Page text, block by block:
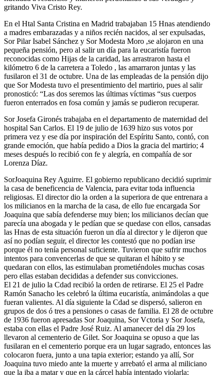
gritando Viva Cristo Rey.
En el Htal Santa Cristina en Madrid trabajaban 15 Hnas atendiendo
a madres embarazadas y a niños recién nacidos, al ser expulsadas,
Sor Pilar Isabel Sánchez y Sor Modesta Moro ,se alojaron en una
pequeña pensión, pero al salir un día para la eucaristía fueron
reconocidas como Hijas de la caridad, las arrastraron hasta el
kilómetro 6 de la carretera a Toledo , las amarraron juntas y las
fusilaron el 31 de octubre. Una de las empleadas de la pensión dijo
que Sor Modesta tuvo el presentimiento del martirio, pues al salir
pronosticó: “Las dos seremos las últimas víctimas “sus cuerpos
fueron enterrados en fosa común y jamás se pudieron recuperar.
Sor Josefa Gironés trabajaba en el departamento de maternidad del
hospital San Carlos. El 19 de julio de 1639 hizo sus votos por
primera vez y ese día por inspiración del Espíritu Santo, contó, con
grande emoción, que había pedido a Dios la gracia del martirio; 4
meses después lo recibió con fe y alegría, en compañía de sor
Lorenza Díaz.
SorJoaquina Rey Aguirre. El gobierno republicano decidió suprimir
la casa de beneficencia de Valencia, para evitar toda influencia
religiosas. El director dio la orden a la superiora de que entrenara a
los milicianos en la marcha de la casa, de ello fue encargada Sor
Joaquina que sabía defenderse muy bien; los milicianos decían que
parecía una abogada y le pedían que se quedase con ellos, cansadas
las Hnas de esta situación fueron un día al director y le dijeron que
así no podían seguir, el director les contestó que no podían irse
porque él no tenía personal suficiente. Tuvieron que sufrir muchos
intentos para convencerlas de que se quitaran el hábito y se
quedaran con ellos, las estimulaban prometiéndoles muchas cosas
pero ellas estaban decididas a defender sus convicciones.
El 21 de julio la Cdad recibió la orden de retirarse. El 25 el Padre
Ramón Sanacho les celebró la última eucaristía, animándolas a que
fueran valientes. Al día siguiente la Cdad se dispersó, salieron en
grupos de dos ó tres a pensiones o casas de familia. El 28 de octubre
de 1936 fueron apresadas Sor Joaquina, Sor Vctoria y Sor Josefa,
estaba con ellas el Padre José Ruiz. Al amanecer del día 29 los
llevaron al cementerio de Gilet. Sor Joaquina se opuso a que las
fusilaran en el cementerio porque era un lugar sagrado, entonces las
colocaron fuera, junto a una tapia exterior; estando ya allí, Sor
Joaquina tuvo miedo ante la muerte y arrebató el arma al miliciano
que la iba a matar y que en la cárcel había intentado violarla;